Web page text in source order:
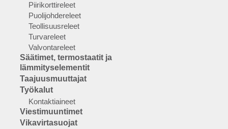
Piirikorttireleet
Puolijohdereleet
Teollisuusreleet
Turvareleet
Valvontareleet
Säätimet, termostaatit ja
lämmityselementit
Taajuusmuuttajat
Työkalut
Kontaktiaineet
Viestimuuntimet
Vikavirtasuojat